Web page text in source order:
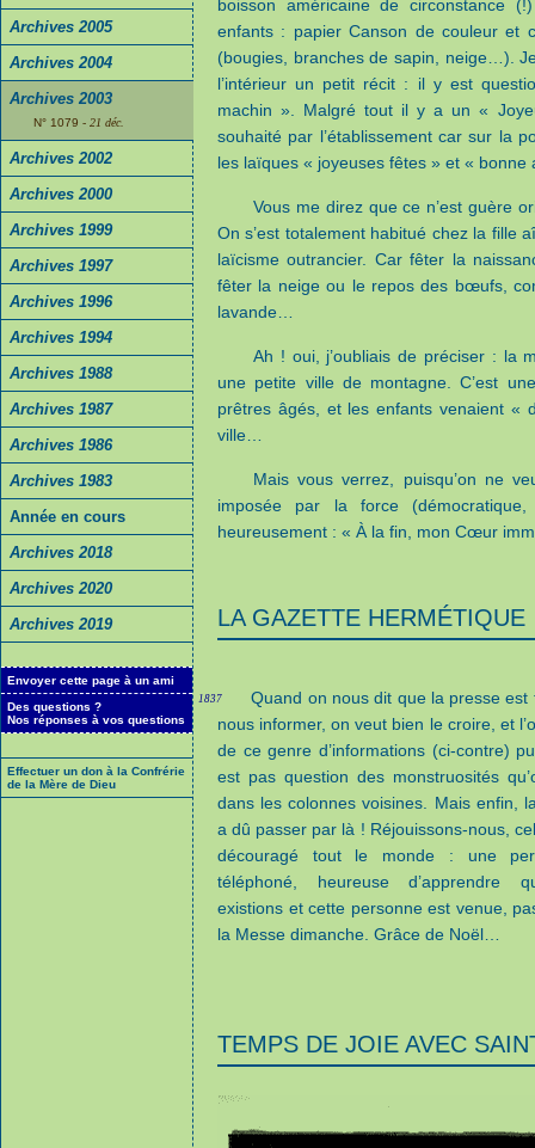
Archives 2005
Archives 2004
Archives 2003
N° 1079 - 21 déc.
Archives 2002
Archives 2000
Archives 1999
Archives 1997
Archives 1996
Archives 1994
Archives 1988
Archives 1987
Archives 1986
Archives 1983
Année en cours
Archives 2018
Archives 2020
Archives 2019
Envoyer cette page à un ami
Des questions ?
Nos réponses à vos questions
Effectuer un don à la Confrérie
de la Mère de Dieu
boisson américaine de circonstance
enfants : papier Canson de couleur et
(bougies, branches de sapin, neige…).
l’intérieur un petit récit : il y est
machin ». Malgré tout il y a un «
souhaité par l’établissement car sur la
les laïques « joyeuses fêtes » et « bonne
Vous me direz que ce n’est guère
On s’est totalement habitué chez la fille
laïcisme outrancier. Car fêter la
fêter la neige ou le repos des bœufs,
lavande…
Ah ! oui, j’oubliais de préciser : la
une petite ville de montagne. C’est
prêtres âgés, et les enfants venaient «
ville…
Mais vous verrez, puisqu’on ne
imposée par la force
heureusement : « À la fin, mon Cœur
LA GAZETTE HERMÉTIQUE
1837
Quand on nous dit que la presse est
nous informer, on veut bien le croire, et
de ce genre d’informations (ci-contre)
est pas question des monstruosités
dans les colonnes voisines. Mais enfin,
a dû passer par là ! Réjouissons-nous,
découragé tout le monde : une
téléphoné, heureuse d’apprendre
existions et cette personne est venue,
la Messe dimanche. Grâce de Noël…
TEMPS DE JOIE AVEC